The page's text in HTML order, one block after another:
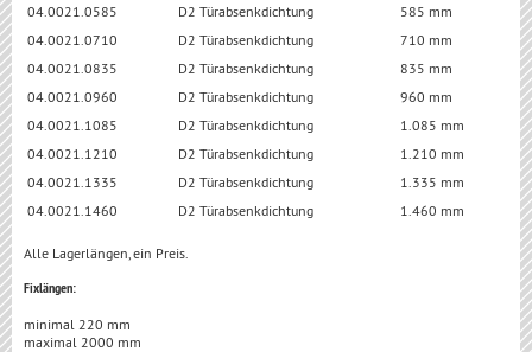
04.0021.0585
D2 Türabsenkdichtung
585 mm
04.0021.0710
D2 Türabsenkdichtung
710 mm
04.0021.0835
D2 Türabsenkdichtung
835 mm
04.0021.0960
D2 Türabsenkdichtung
960 mm
04.0021.1085
D2 Türabsenkdichtung
1.085 mm
04.0021.1210
D2 Türabsenkdichtung
1.210 mm
04.0021.1335
D2 Türabsenkdichtung
1.335 mm
04.0021.1460
D2 Türabsenkdichtung 1.460 mm
Alle Lagerlängen, ein Preis.
Fixlängen:
minimal 220 mm
maximal 2000 mm